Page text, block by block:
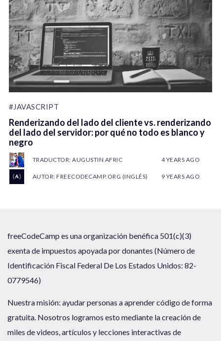
#JAVASCRIPT
Renderizando del lado del cliente vs. renderizando
del lado del servidor: por qué no todo es blanco y
negro
TRADUCTOR: AUGUSTIN AFRIC 4 YEARS AGO
AUTOR: FREECODECAMP.ORG (INGLÉS) 9 YEARS AGO
freeCodeCamp es una organización benéfica 501(c)(3)
exenta de impuestos apoyada por donantes (Número de
Identificación Fiscal Federal De Los Estados Unidos: 82-
0779546)
Nuestra misión: ayudar personas a aprender código de forma
gratuita. Nosotros logramos esto mediante la creación de
miles de videos, artículos y lecciones interactivas de